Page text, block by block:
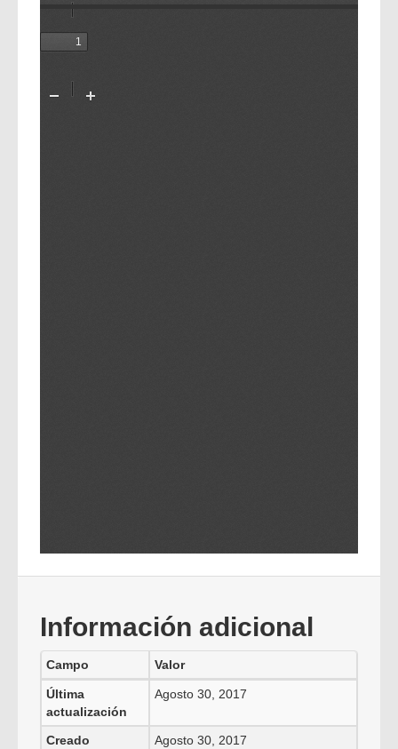
Información adicional
Campo Valor
Última
actualización
Agosto 30, 2017
Creado
Agosto 30, 2017